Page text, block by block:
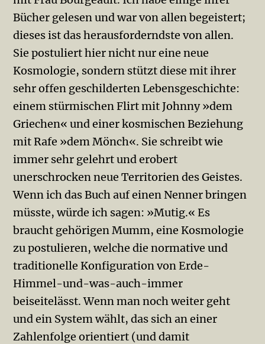
Bücher gelesen und war von allen begeistert;
dieses ist das herausforderndste von allen.
Sie postuliert hier nicht nur eine neue
Kosmologie, sondern stützt diese mit ihrer
sehr offen geschilderten Lebensgeschichte:
einem stürmischen Flirt mit Johnny »dem
Griechen« und einer kosmischen Beziehung
mit Rafe »dem Mönch«. Sie schreibt wie
immer sehr gelehrt und erobert
unerschrocken neue Territorien des Geistes.
Wenn ich das Buch auf einen Nenner bringen
müsste, würde ich sagen: »Mutig.« Es
braucht gehörigen Mumm, eine Kosmologie
zu postulieren, welche die normative und
traditionelle Konfiguration von Erde-
Himmel-und-was-auch-immer
beiseitelässt. Wenn man noch weiter geht
und ein System wählt, das sich an einer
Zahlenfolge orientiert (und damit